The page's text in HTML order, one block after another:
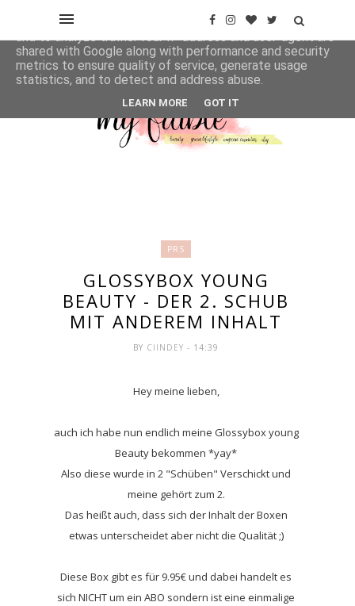
PRS
GLOSSYBOX YOUNG
BEAUTY - DER 2. SCHUB
MIT ANDEREM INHALT
BY CIINDEY- 14:39
Hey meine lieben,
auch ich habe nun endlich meine Glossybox young
Beauty bekommen *yay*
Also diese wurde in 2 "Schüben" Verschickt und
meine gehört zum 2.
Das heißt auch, dass sich der Inhalt der Boxen
etwas unterscheidet aber nicht die Qualität ;)
Diese Box gibt es für 9.95€ und dabei handelt es
sich NICHT um ein ABO sondern ist eine einmalige
This site uses cookies from Google to deliver its services
and to analyze traffic. Your IP address and user-agent are
shared with Google along with performance and security
metrics to ensure quality of service, generate usage
statistics, and to detect and address abuse.
LEARN MORE GOT IT